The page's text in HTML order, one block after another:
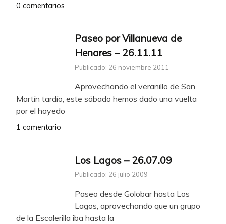
0 comentarios
Paseo por Villanueva de
Henares – 26.11.11
Publicado: 26 noviembre 2011
Aprovechando el veranillo de San
Martín tardío, este sábado hemos dado una vuelta
por el hayedo
1 comentario
Los Lagos – 26.07.09
Publicado: 26 julio 2009
Paseo desde Golobar hasta Los
Lagos, aprovechando que un grupo
de la Escalerilla iba hasta la